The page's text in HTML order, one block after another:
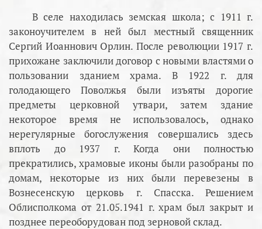
В селе находилась земская школа; с 1911 г.
законоучителем в ней был местный священник
Сергий Иоаннович Орлин. После революции 1917 г.
прихожане заключили договор с новыми властями о
пользовании зданием храма. В 1922 г. для
голодающего Поволжья были изъяты дорогие
предметы церковной утвари, затем здание
некоторое время не использовалось, однако
нерегулярные богослужения совершались здесь
вплоть до 1937 г. Когда они полностью
прекратились, храмовые иконы были разобраны по
домам, некоторые из них были перевезены в
Вознесенскую церковь г. Спасска. Решением
Облисполкома от 21.05.1941 г. храм был закрыт и
позднее переоборудован под зерновой склад.